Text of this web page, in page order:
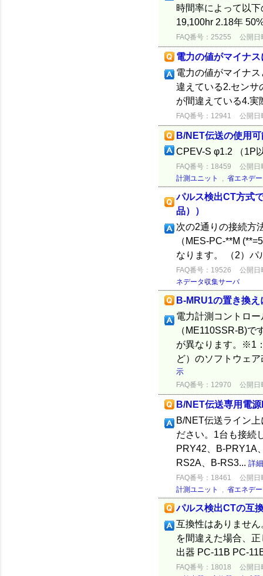
時間率によって以
19,100hr 2.18年
FAQ番号：25255 公開日
電力の値がマイナ
電力の値がマイナ
違えている2.センサ
が間違えている4.
FAQ番号：12941 公開日
B/NET伝送の使用
CPEV-S φ1.2 （1P
FAQ番号：18459
公開日
計測ユニット
, 省エネデ
パルス検出CT方式
品））
次の2通りの接続方
（MES-PC-**M
なります。 （2）
FAQ番号：19526
公開日
ネデータ収集サーバ
B-MRU1の置き換え
電力計測コントロ
（ME110SSR-B)
が異なります。※1
ど）のソフトウェ
示
FAQ番号：12970 公開日
B/NET伝送専用電
B/NET伝送ライン
ださい。1台も接続
PRY42、B-PRY1A
RS2A、B-RS3... 詳
FAQ番号：18461
公開日
計測ユニット
, 省エネデ
パルス検出CTの互
互換性はありませ
を間違えた場合、
出器 PC-11B PC-
FAQ番号：18018
公開日